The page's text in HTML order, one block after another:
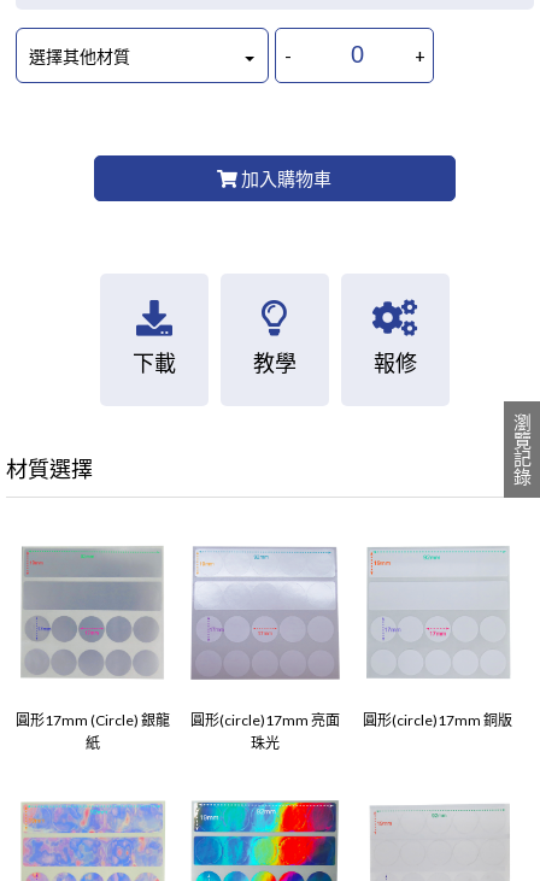
選擇其他材質 - +
加入購物車
下載 教學 報修
材質選擇
圓形17mm (Circle) 銀龍
紙
圓形(circle)17mm 亮面
珠光
圓形(circle)17mm 銅版
瀏覽記錄